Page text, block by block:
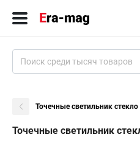
Точечные светильник стекло
Точечные светильник